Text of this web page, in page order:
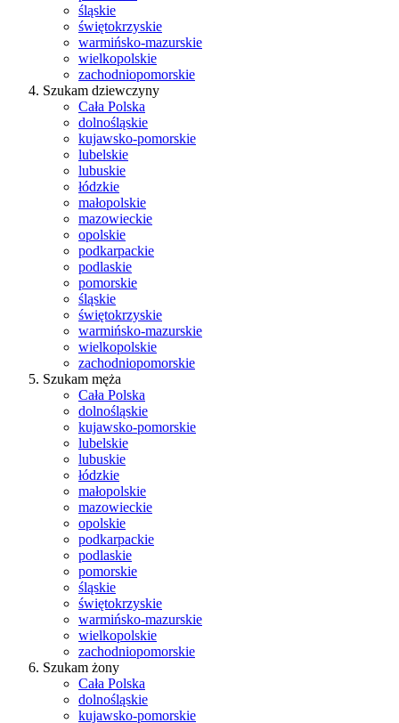
śląskie
świętokrzyskie
warmińsko-mazurskie
wielkopolskie
zachodniopomorskie
Szukam dziewczyny
Cała Polska
dolnośląskie
kujawsko-pomorskie
lubelskie
lubuskie
łódzkie
małopolskie
mazowieckie
opolskie
podkarpackie
podlaskie
pomorskie
śląskie
świętokrzyskie
warmińsko-mazurskie
wielkopolskie
zachodniopomorskie
Szukam męża
Cała Polska
dolnośląskie
kujawsko-pomorskie
lubelskie
lubuskie
łódzkie
małopolskie
mazowieckie
opolskie
podkarpackie
podlaskie
pomorskie
śląskie
świętokrzyskie
warmińsko-mazurskie
wielkopolskie
zachodniopomorskie
Szukam żony
Cała Polska
dolnośląskie
kujawsko-pomorskie